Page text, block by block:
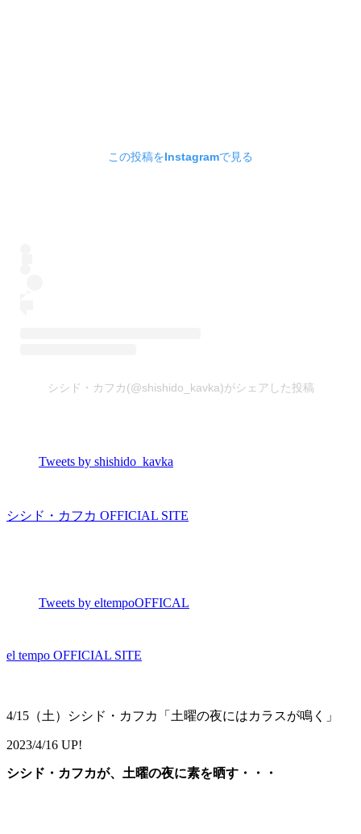
この投稿をInstagramで見る
シシド・カフカ(@shishido_kavka)がシェアした投稿
Tweets by shishido_kavka
シシド・カフカ OFFICIAL SITE
Tweets by eltempoOFFICAL
el tempo OFFICIAL SITE
4/15（土）シシド・カフカ「土曜の夜にはカラスが鳴く」
2023/4/16 UP!
シシド・カフカが、土曜の夜に素を晒す・・・